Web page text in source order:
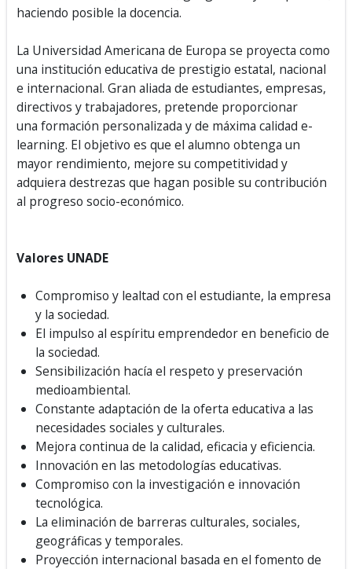
haciendo posible la docencia.
La Universidad Americana de Europa se proyecta como
una institución educativa de prestigio estatal, nacional
e internacional. Gran aliada de estudiantes, empresas,
directivos y trabajadores, pretende proporcionar
una formación personalizada y de máxima calidad e-
learning. El objetivo es que el alumno obtenga un
mayor rendimiento, mejore su competitividad y
adquiera destrezas que hagan posible su contribución
al progreso socio-económico.
Valores UNADE
Compromiso y lealtad con el estudiante, la empresa
y la sociedad.
El impulso al espíritu emprendedor en beneficio de
la sociedad.
Sensibilización hacía el respeto y preservación
medioambiental.
Constante adaptación de la oferta educativa a las
necesidades sociales y culturales.
Mejora continua de la calidad, eficacia y eficiencia.
Innovación en las metodologías educativas.
Compromiso con la investigación e innovación
tecnológica.
La eliminación de barreras culturales, sociales,
geográficas y temporales.
Proyección internacional basada en el fomento de